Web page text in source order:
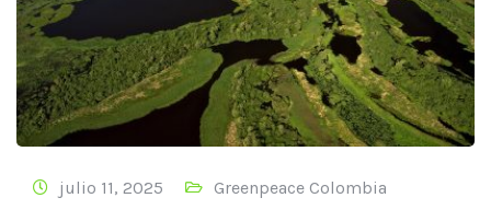
julio 11, 2025 Greenpeace Colombia